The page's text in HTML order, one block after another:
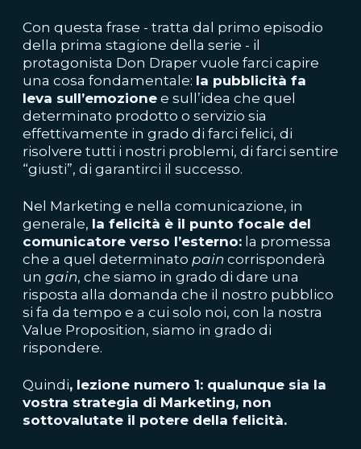
Con questa frase - tratta dal primo episodio
della prima stagione della serie - il
protagonista Don Draper vuole farci capire
una cosa fondamentale: la pubblicità fa
leva sull’emozione e sull’idea che quel
determinato prodotto o servizio sia
effettivamente in grado di farci felici, di
risolvere tutti i nostri problemi, di farci sentire
“giusti”, di garantirci il successo.
Nel Marketing e nella comunicazione, in
generale, la felicità è il punto focale del
comunicatore verso l’esterno: la promessa
che a quel determinato pain corrisponderà
un gain, che siamo in grado di dare una
risposta alla domanda che il nostro pubblico
si fa da tempo e a cui solo noi, con la nostra
Value Proposition, siamo in grado di
rispondere.
Quindi, lezione numero 1: qualunque sia la
vostra strategia di Marketing, non
sottovalutate il potere della felicità.